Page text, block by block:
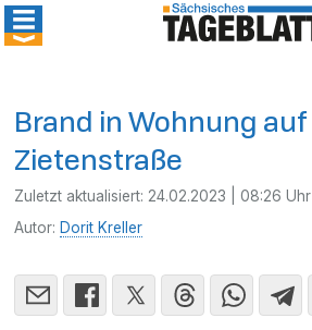
Brand in Wohnung auf
Zietenstraße
Zuletzt aktualisiert: 24.02.2023 | 08:26 Uhr
Autor: Dorit Kreller